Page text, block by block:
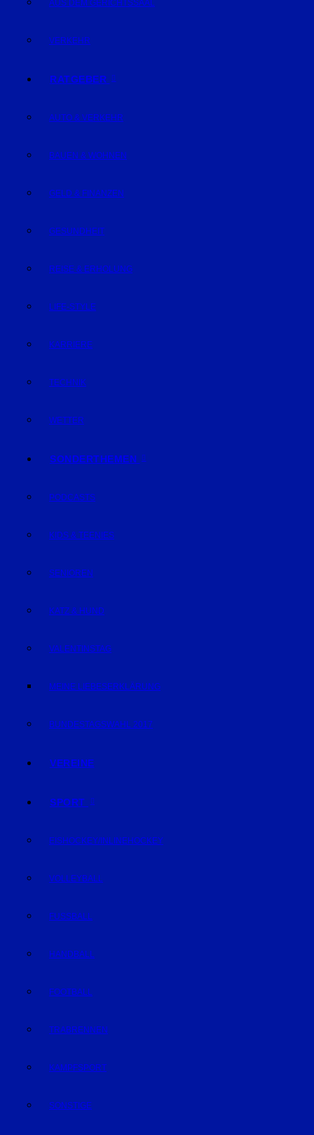
AUS DEM GERICHTSSAAL
VERKEHR
RATGEBER
AUTO & VERKEHR
BAUEN & WOHNEN
GELD & FINANZEN
GESUNDHEIT
REISE & ERHOLUNG
LIFE-STYLE
KARRIERE
TECHNIK
WETTER
SONDERTHEMEN
PODCASTS
KIDS & TEENIES
SENIOREN
KATZ & HUND
VALENTINSTAG
MEINE LIEBESERKLÄRUNG
BUNDESTAGSWAHL 2017
VEREINE
SPORT
EISHOCKEY/INLINEHOCKEY
VOLLEYBALL
FUSSBALL
HANDBALL
FOOTBALL
TRABRENNEN
KAMPFSPORT
SONSTIGE